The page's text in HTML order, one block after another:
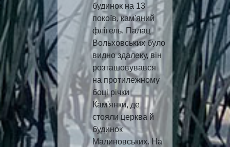
будинок на 13
покоїв, кам'яний
флігель. Палац
Вольховських було
видно здалеку, він
розташовувався
на протилежному
боці річки
Кам'янки, де
стояли церква й
будинок
Малиновських. На